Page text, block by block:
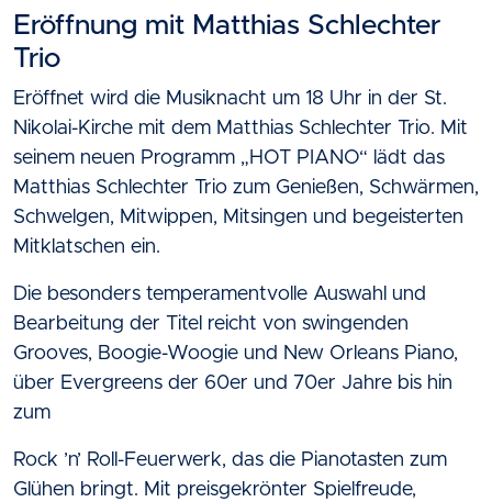
Eröffnung mit Matthias Schlechter
Trio
Eröffnet wird die Musiknacht um 18 Uhr in der St.
Nikolai-Kirche mit dem Matthias Schlechter Trio. Mit
seinem neuen Programm „HOT PIANO“ lädt das
Matthias Schlechter Trio zum Genießen, Schwärmen,
Schwelgen, Mitwippen, Mitsingen und begeisterten
Mitklatschen ein.
Die besonders temperamentvolle Auswahl und
Bearbeitung der Titel reicht von swingenden
Grooves, Boogie-Woogie und New Orleans Piano,
über Evergreens der 60er und 70er Jahre bis hin
zum
Rock ’n’ Roll-Feuerwerk, das die Pianotasten zum
Glühen bringt. Mit preisgekrönter Spielfreude,